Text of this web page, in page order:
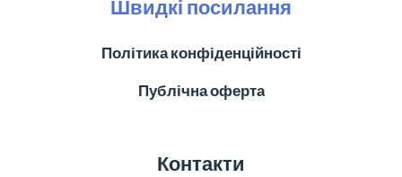
Швидкі посилання
Політика конфіденційності
Публічна оферта
Контакти